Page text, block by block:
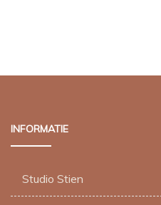
INFORMATIE
Studio Stien